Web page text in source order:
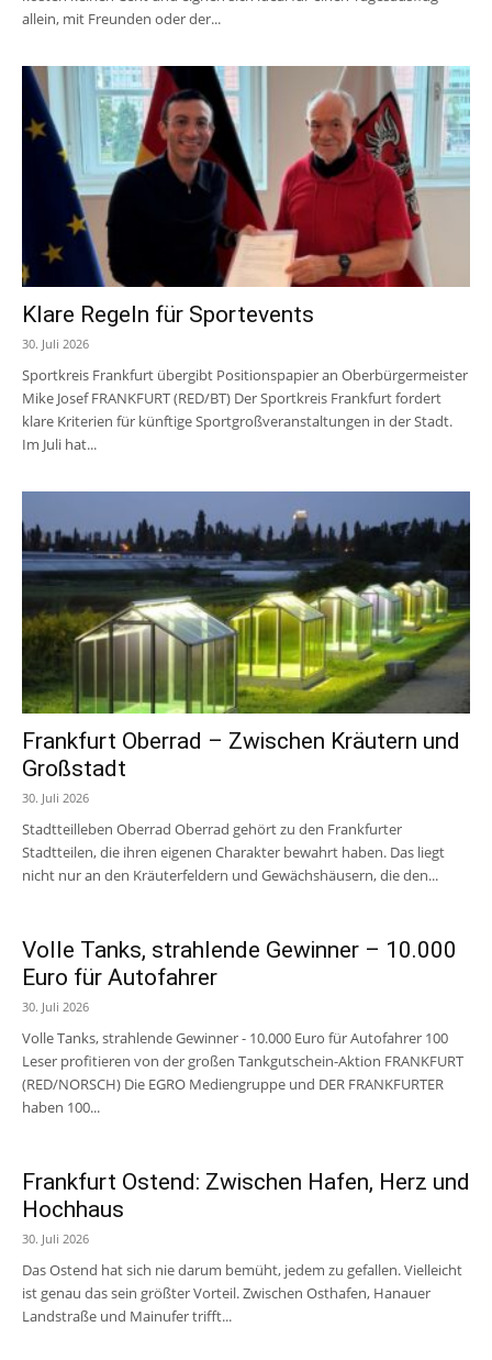
allein, mit Freunden oder der...
Klare Regeln für Sportevents
30. Juli 2026
Sportkreis Frankfurt übergibt Positionspapier an Oberbürgermeister
Mike Josef FRANKFURT (RED/BT) Der Sportkreis Frankfurt fordert
klare Kriterien für künftige Sportgroßveranstaltungen in der Stadt.
Im Juli hat...
Frankfurt Oberrad – Zwischen Kräutern und
Großstadt
30. Juli 2026
Stadtteilleben Oberrad Oberrad gehört zu den Frankfurter
Stadtteilen, die ihren eigenen Charakter bewahrt haben. Das liegt
nicht nur an den Kräuterfeldern und Gewächshäusern, die den...
Volle Tanks, strahlende Gewinner – 10.000
Euro für Autofahrer
30. Juli 2026
Volle Tanks, strahlende Gewinner - 10.000 Euro für Autofahrer 100
Leser profitieren von der großen Tankgutschein-Aktion FRANKFURT
(RED/NORSCH) Die EGRO Mediengruppe und DER FRANKFURTER
haben 100...
Frankfurt Ostend: Zwischen Hafen, Herz und
Hochhaus
30. Juli 2026
Das Ostend hat sich nie darum bemüht, jedem zu gefallen. Vielleicht
ist genau das sein größter Vorteil. Zwischen Osthafen, Hanauer
Landstraße und Mainufer trifft...